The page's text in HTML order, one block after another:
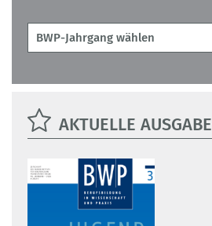
AKTUELLE AUSGABE